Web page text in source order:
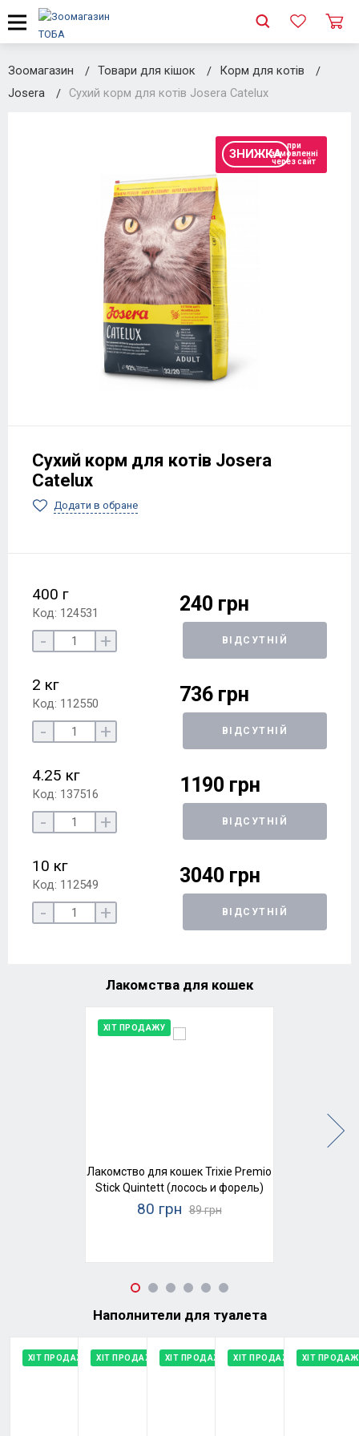
Зоомагазин Товари для кішок
Корм для котів
Josera
Сухий корм для котів Josera Catelux
ЗНИЖКА
при
замовленні
через сайт
Сухий корм для котів Josera
Catelux
Додати в обране
400 г
Код: 124531 240 грн
- + ВІДСУТНІЙ
2 кг
Код: 112550 736 грн
- + ВІДСУТНІЙ
4.25 кг
Код: 137516 1190 грн
- + ВІДСУТНІЙ
10 кг
Код: 112549 3040 грн
- + ВІДСУТНІЙ
Лакомства для кошек
ХІТ ПРОДАЖУ
Лакомство для кошек Trixie Premio
Stick Quintett (лосось и форель)
80 грн 89 грн
Наполнители для туалета
ХІТ ПРОДАЖУ ХІТ ПРОДАЖУ ХІТ ПРОДАЖУ ХІТ ПРОДАЖУ ХІТ